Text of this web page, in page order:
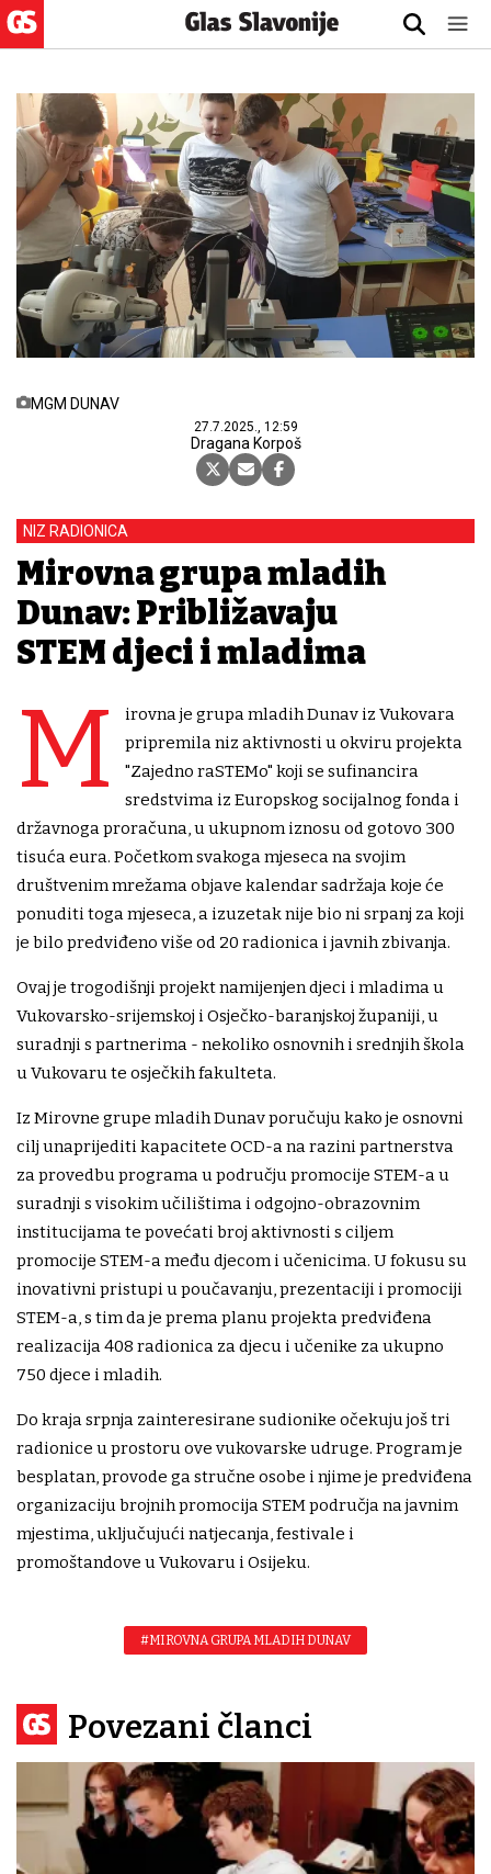
MGM DUNAV
27.7.2025., 12:59
Dragana Korpoš
NIZ RADIONICA
Mirovna grupa mladih
Dunav: Približavaju
STEM djeci i mladima
M
irovna je grupa mladih Dunav iz Vukovara
pripremila niz aktivnosti u okviru projekta
"Zajedno raSTEMo" koji se sufinancira
sredstvima iz Europskog socijalnog fonda i
državnoga proračuna, u ukupnom iznosu od gotovo 300
tisuća eura. Početkom svakoga mjeseca na svojim
društvenim mrežama objave kalendar sadržaja koje će
ponuditi toga mjeseca, a izuzetak nije bio ni srpanj za koji
je bilo predviđeno više od 20 radionica i javnih zbivanja.
Ovaj je trogodišnji projekt namijenjen djeci i mladima u
Vukovarsko-srijemskoj i Osječko-baranjskoj županiji, u
suradnji s partnerima - nekoliko osnovnih i srednjih škola
u Vukovaru te osječkih fakulteta.
Iz Mirovne grupe mladih Dunav poručuju kako je osnovni
cilj unaprijediti kapacitete OCD-a na razini partnerstva
za provedbu programa u području promocije STEM-a u
suradnji s visokim učilištima i odgojno-obrazovnim
institucijama te povećati broj aktivnosti s ciljem
promocije STEM-a među djecom i učenicima. U fokusu su
inovativni pristupi u poučavanju, prezentaciji i promociji
STEM-a, s tim da je prema planu projekta predviđena
realizacija 408 radionica za djecu i učenike za ukupno
750 djece i mladih.
Do kraja srpnja zainteresirane sudionike očekuju još tri
radionice u prostoru ove vukovarske udruge. Program je
besplatan, provode ga stručne osobe i njime je predviđena
organizaciju brojnih promocija STEM područja na javnim
mjestima, uključujući natjecanja, festivale i
promoštandove u Vukovaru i Osijeku.
#MIROVNA GRUPA MLADIH DUNAV
Povezani članci